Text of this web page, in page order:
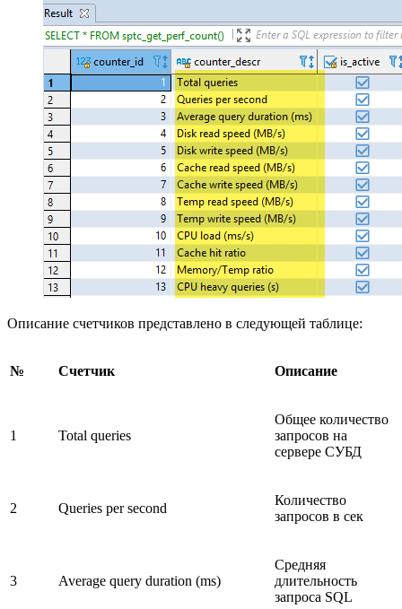
Описание счетчиков представлено в следующей таблице:
№ Счетчик Описание
1 Total queries
Общее количество
запросов на
сервере СУБД
2 Queries per second
Количество
запросов в сек
3 Average query duration (ms)
Средняя
длительность
запроса SQL